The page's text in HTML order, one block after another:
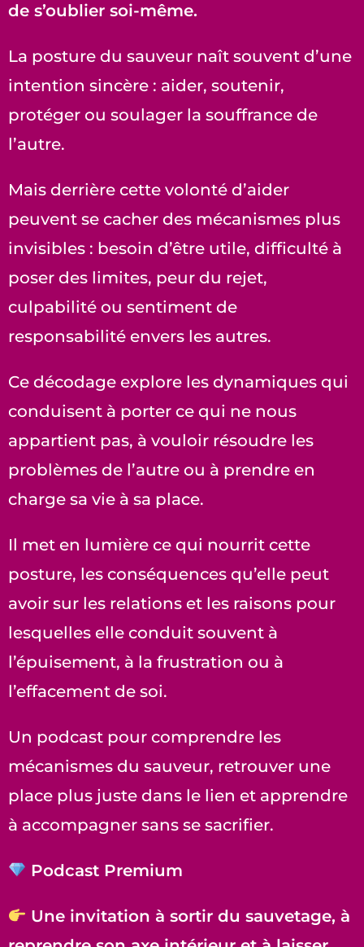
de s’oublier soi-même.
La posture du sauveur naît souvent d’une
intention sincère : aider, soutenir,
protéger ou soulager la souffrance de
l’autre.
Mais derrière cette volonté d’aider
peuvent se cacher des mécanismes plus
invisibles : besoin d’être utile, difficulté à
poser des limites, peur du rejet,
culpabilité ou sentiment de
responsabilité envers les autres.
Ce décodage explore les dynamiques qui
conduisent à porter ce qui ne nous
appartient pas, à vouloir résoudre les
problèmes de l’autre ou à prendre en
charge sa vie à sa place.
Il met en lumière ce qui nourrit cette
posture, les conséquences qu’elle peut
avoir sur les relations et les raisons pour
lesquelles elle conduit souvent à
l’épuisement, à la frustration ou à
l’effacement de soi.
Un podcast pour comprendre les
mécanismes du sauveur, retrouver une
place plus juste dans le lien et apprendre
à accompagner sans se sacrifier.
Podcast Premium
Une invitation à sortir du sauvetage, à